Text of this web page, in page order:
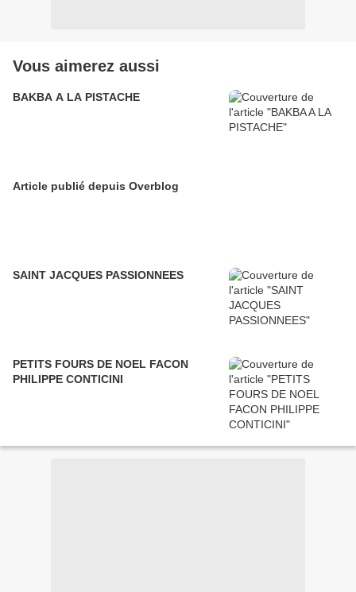
Vous aimerez aussi
BAKBA A LA PISTACHE
Article publié depuis Overblog
SAINT JACQUES PASSIONNEES
PETITS FOURS DE NOEL FACON
PHILIPPE CONTICINI